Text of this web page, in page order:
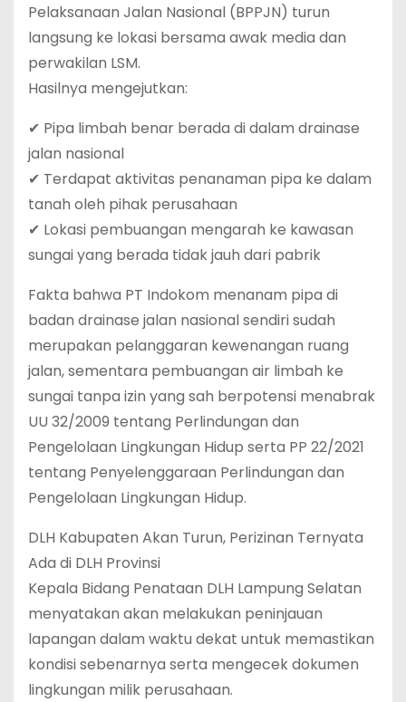
Pelaksanaan Jalan Nasional (BPPJN) turun
langsung ke lokasi bersama awak media dan
perwakilan LSM.
Hasilnya mengejutkan:
✔ Pipa limbah benar berada di dalam drainase
jalan nasional
✔ Terdapat aktivitas penanaman pipa ke dalam
tanah oleh pihak perusahaan
✔ Lokasi pembuangan mengarah ke kawasan
sungai yang berada tidak jauh dari pabrik
Fakta bahwa PT Indokom menanam pipa di
badan drainase jalan nasional sendiri sudah
merupakan pelanggaran kewenangan ruang
jalan, sementara pembuangan air limbah ke
sungai tanpa izin yang sah berpotensi menabrak
UU 32/2009 tentang Perlindungan dan
Pengelolaan Lingkungan Hidup serta PP 22/2021
tentang Penyelenggaraan Perlindungan dan
Pengelolaan Lingkungan Hidup.
DLH Kabupaten Akan Turun, Perizinan Ternyata
Ada di DLH Provinsi
Kepala Bidang Penataan DLH Lampung Selatan
menyatakan akan melakukan peninjauan
lapangan dalam waktu dekat untuk memastikan
kondisi sebenarnya serta mengecek dokumen
lingkungan milik perusahaan.